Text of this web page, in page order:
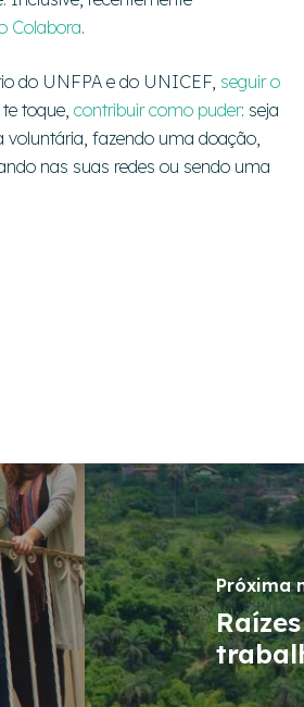
Colabora.
do UNFPA e do UNICEF, seguir o
toque, contribuir como puder: seja
fazendo uma doação,
nas suas redes ou sendo uma
Próxima